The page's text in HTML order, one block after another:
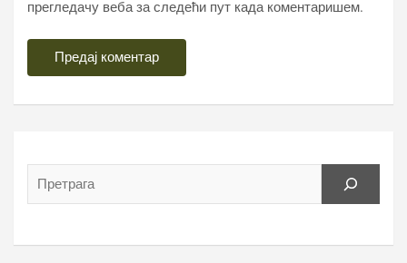
прегледачу веба за следећи пут када коментаришем.